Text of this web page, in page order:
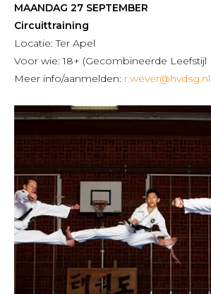
MAANDAG 27 SEPTEMBER
Circuittraining
Locatie: Ter Apel
Voor wie: 18+ (Gecombineerde Leefstijl
Meer info/aanmelden: r.wever@hvdsg.nl